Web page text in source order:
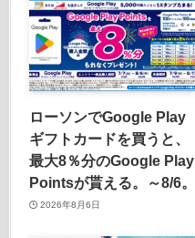
ローソンでGoogle Play
ギフトカードを買うと、
最大8％分のGoogle Play
Pointsが貰える。～8/6。
2026年8月6日